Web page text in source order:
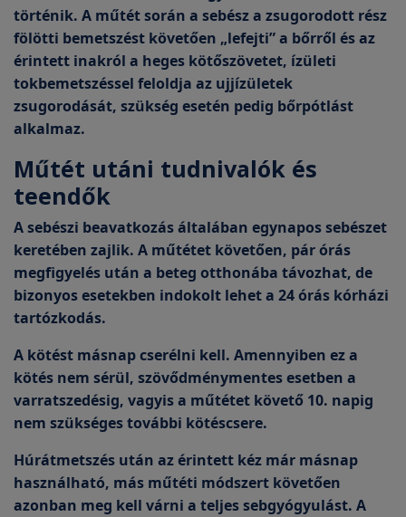
történik. A műtét során a sebész a zsugorodott rész
fölötti bemetszést követően „lefejti” a bőrről és az
érintett inakról a heges kötőszövetet, ízületi
tokbemetszéssel feloldja az ujjízületek
zsugorodását, szükség esetén pedig bőrpótlást
alkalmaz.
Műtét utáni tudnivalók és
teendők
A sebészi beavatkozás általában egynapos sebészet
keretében zajlik. A műtétet követően, pár órás
megfigyelés után a beteg otthonába távozhat, de
bizonyos esetekben indokolt lehet a 24 órás kórházi
tartózkodás.
A kötést másnap cserélni kell. Amennyiben ez a
kötés nem sérül, szövődménymentes esetben a
varratszedésig, vagyis a műtétet követő 10. napig
nem szükséges további kötéscsere.
Húrátmetszés után az érintett kéz már másnap
használható, más műtéti módszert követően
azonban meg kell várni a teljes sebgyógyulást. A